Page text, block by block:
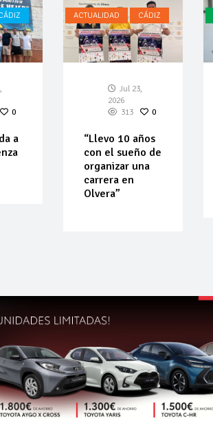
0
a
ACTUALIDAD CÁDIZ
Jul 23,
2026
313
0
“Llevo 10 años
con el sueño de
organizar una
carrera en
Olvera”